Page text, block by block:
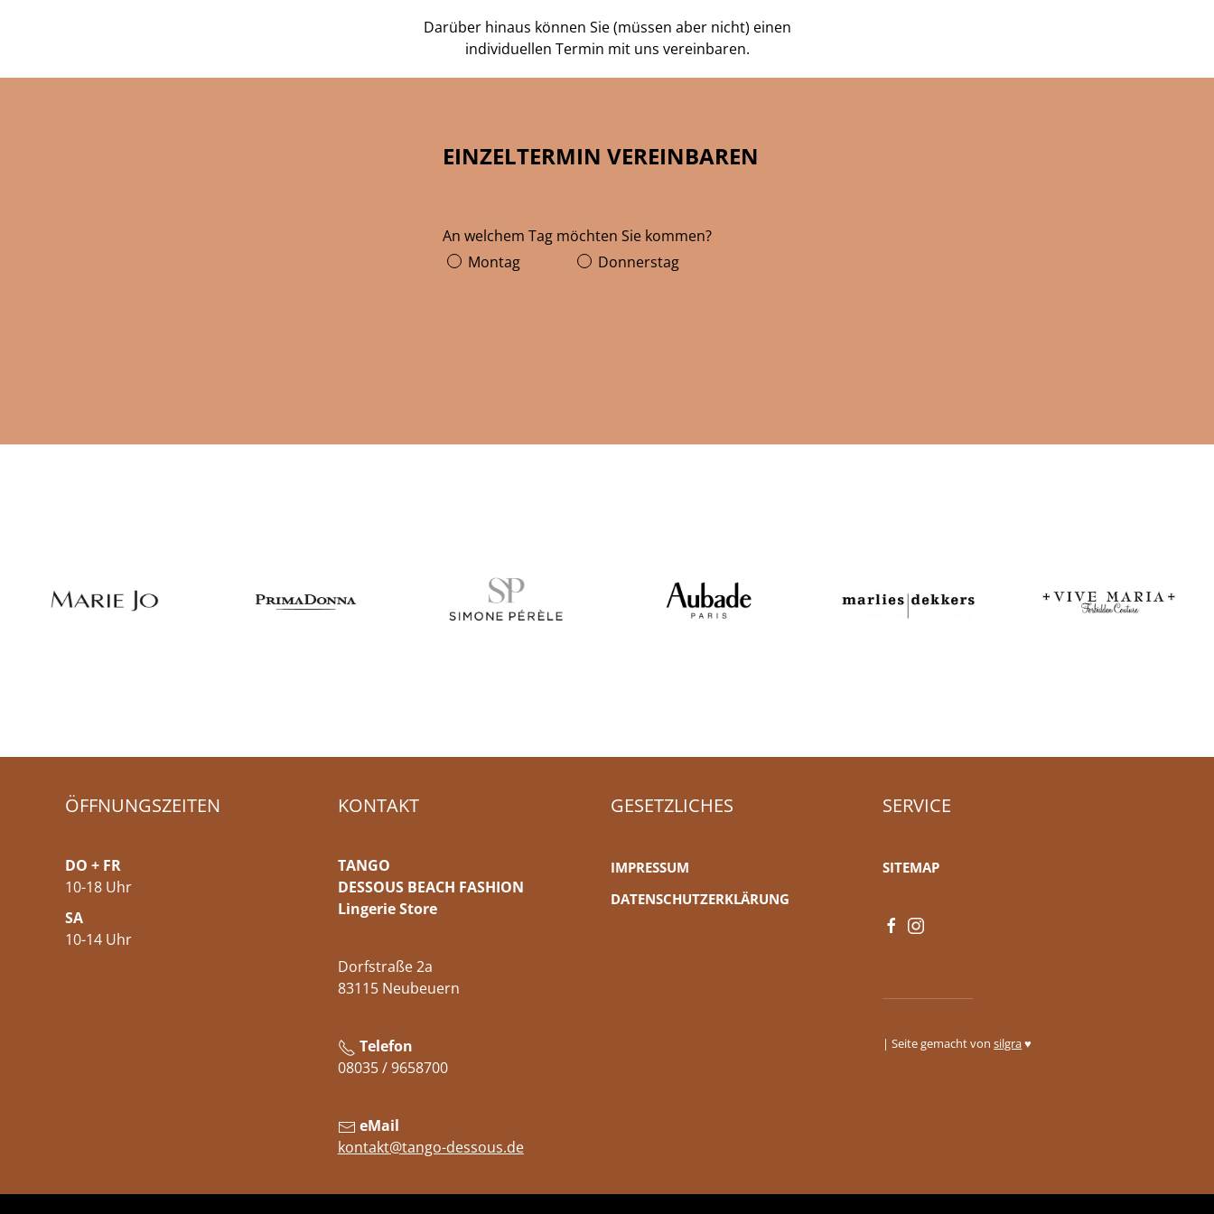
Darüber hinaus können Sie (müssen aber nicht) einen
individuellen Termin mit uns vereinbaren.
EINZELTERMIN VEREINBAREN
An welchem Tag möchten Sie kommen?
Montag
Donnerstag
ÖFFNUNGSZEITEN
DO + FR
10-18 Uhr
SA
10-14 Uhr
KONTAKT
TANGO
DESSOUS BEACH FASHION
Lingerie Store
Dorfstraße 2a
83115 Neubeuern
Telefon
08035 / 9658700
eMail
kontakt@tango-dessous.de
GESETZLICHES
IMPRESSUM
DATENSCHUTZERKLÄRUNG
SERVICE
SITEMAP
| Seite gemacht vonsilgra♥